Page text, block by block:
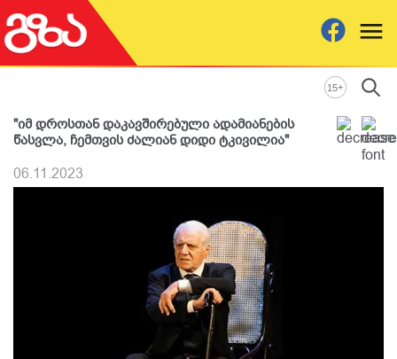
15+
"იმ დროსთან დაკავშირებული ადამიანების
წასვლა, ჩემთვის ძალიან დიდი ტკივილია"
06.11.2023